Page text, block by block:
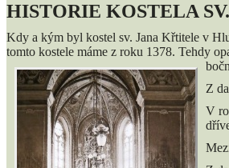
HISTORIE KOSTELA
Kdy a kým byl kostel sv. Jana Křtitele v
tomto kostele máme z roku 1378. Tehdy
Z
V